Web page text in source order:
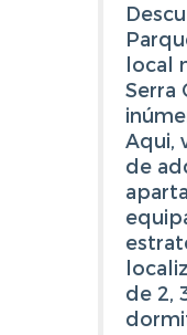
local
Serra
Aqui,
de
de 2,